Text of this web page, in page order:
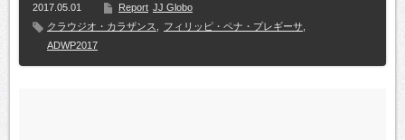
2017.05.01 Report JJ Globo
クラウジオ・カラザンス
フィリッピ・ペナ・プレギーサ
ADWP2017